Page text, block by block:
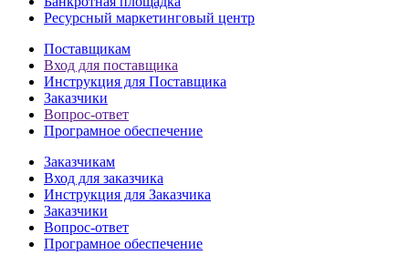
Ресурсный маркетинговый центр
Поставщикам
Вход для поставщика
Инструкция для Поставщика
Заказчики
Вопрос-ответ
Програмное обеспечение
Заказчикам
Вход для заказчика
Инструкция для Заказчика
Заказчики
Вопрос-ответ
Програмное обеспечение